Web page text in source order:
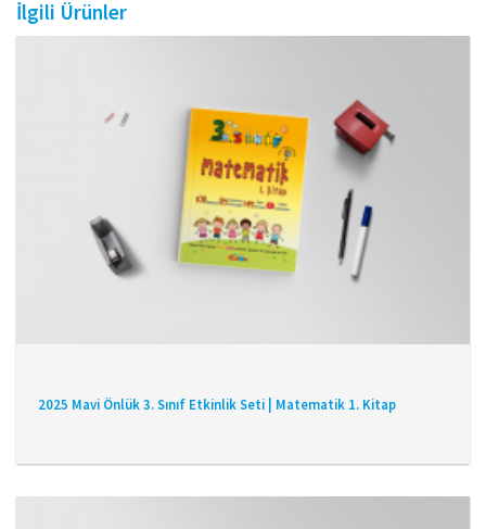
İlgili Ürünler
2025 Mavi Önlük 3. Sınıf Etkinlik Seti | Matematik 1. Kitap